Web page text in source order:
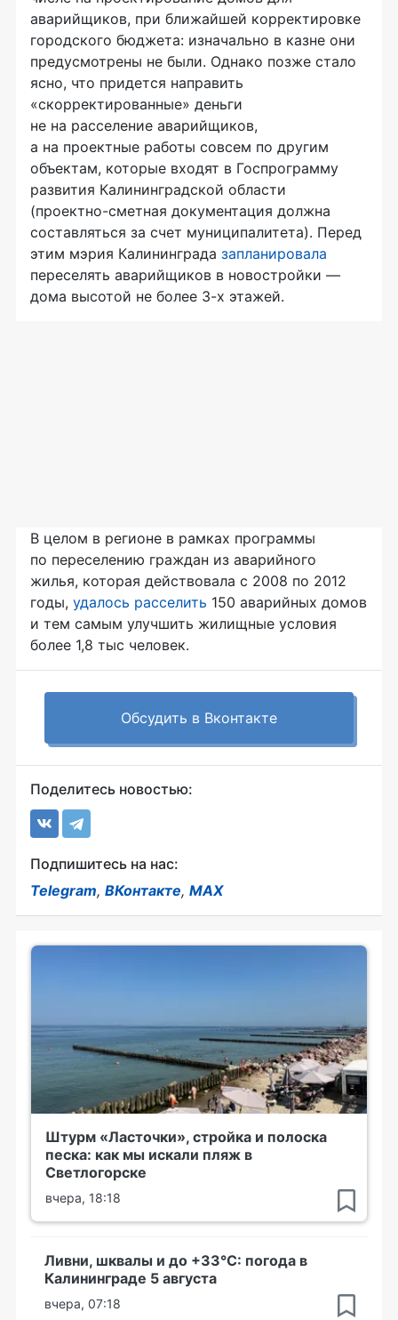
аварийщиков, при ближайшей корректировке
городского бюджета: изначально в казне они
предусмотрены не были. Однако позже стало
ясно, что придется направить
«скорректированные» деньги
не на расселение аварийщиков,
а на проектные работы совсем по другим
объектам, которые входят в Госпрограмму
развития Калининградской области
(проектно-сметная документация должна
составляться за счет муниципалитета). Перед
этим мэрия Калининграда запланировала
переселять аварийщиков в новостройки —
дома высотой не более 3-х этажей.
В целом в регионе в рамках программы
по переселению граждан из аварийного
жилья, которая действовала с 2008 по 2012
годы, удалось расселить 150 аварийных домов
и тем самым улучшить жилищные условия
более 1,8 тыс человек.
Обсудить в Вконтакте
Поделитесь новостью:
Подпишитесь на нас:
Telegram, ВКонтакте, MAX
Штурм «Ласточки», стройка и полоска
песка: как мы искали пляж в
Светлогорске
вчера, 18:18
Ливни, шквалы и до +33°С: погода в
Калининграде 5 августа
вчера, 07:18